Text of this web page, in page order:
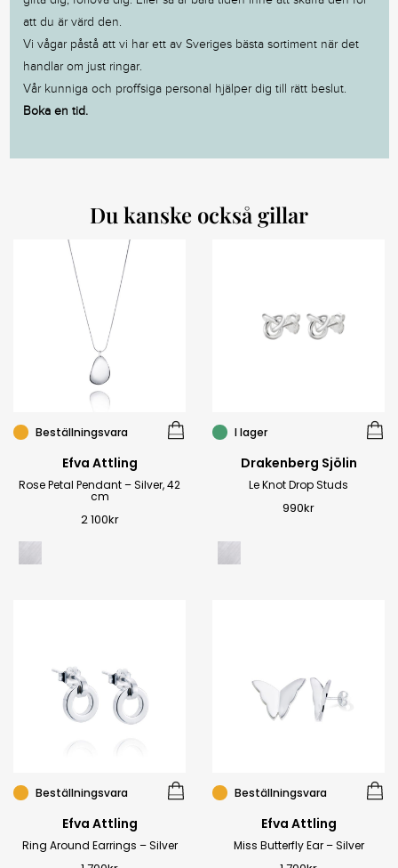
att du är värd den.
Vi vågar påstå att vi har ett av Sveriges bästa sortiment när det
handlar om just ringar.
Vår kunniga och proffsiga personal hjälper dig till rätt beslut.
Boka en tid.
Du kanske också gillar
Beställningsvara
Efva Attling
Rose Petal Pendant – Silver, 42
cm
2 100kr
I lager
Drakenberg Sjölin
Le Knot Drop Studs
990kr
Beställningsvara
Efva Attling
Ring Around Earrings – Silver
Beställningsvara
Efva Attling
Miss Butterfly Ear – Silver